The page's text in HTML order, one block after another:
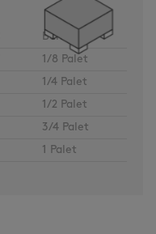
Bund
1/8 Palet
1/4 Palet
1/2 Palet
3/4 Palet
1 Palet